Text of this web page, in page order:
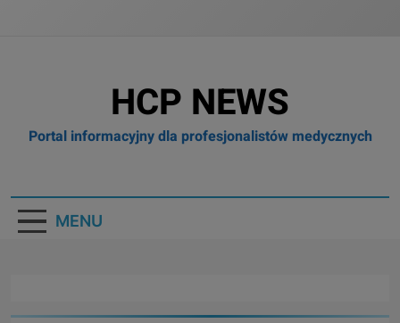
HCP NEWS
Portal informacyjny dla profesjonalistów medycznych
MENU